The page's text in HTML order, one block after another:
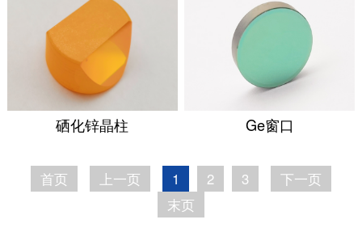
硒化锌晶柱 Ge窗口
首页 上一页 1 2 3
下一页
末页